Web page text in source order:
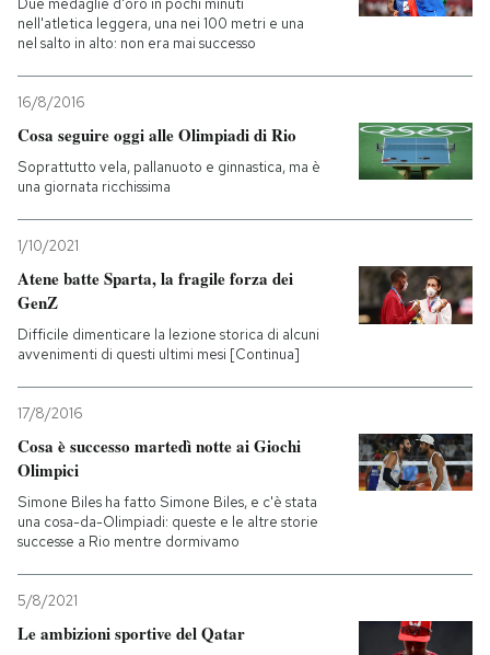
Due medaglie d'oro in pochi minuti
nell'atletica leggera, una nei 100 metri e una
nel salto in alto: non era mai successo
16/8/2016
Cosa seguire oggi alle Olimpiadi di Rio
Soprattutto vela, pallanuoto e ginnastica, ma è
una giornata ricchissima
1/10/2021
Atene batte Sparta, la fragile forza dei
GenZ
Difficile dimenticare la lezione storica di alcuni
avvenimenti di questi ultimi mesi [Continua]
17/8/2016
Cosa è successo martedì notte ai Giochi
Olimpici
Simone Biles ha fatto Simone Biles, e c'è stata
una cosa-da-Olimpiadi: queste e le altre storie
successe a Rio mentre dormivamo
5/8/2021
Le ambizioni sportive del Qatar